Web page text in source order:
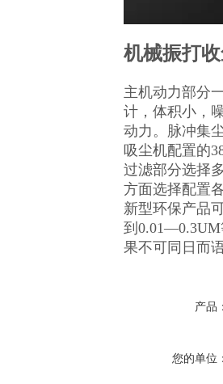
机械振打
主机动力部分
计，体积小，
动力。脉冲集
吸尘机配置的
过滤部分选择
方面选择配置
新型环保产品
到0.01—0.3UM
果不可同日而
产品
您的单位